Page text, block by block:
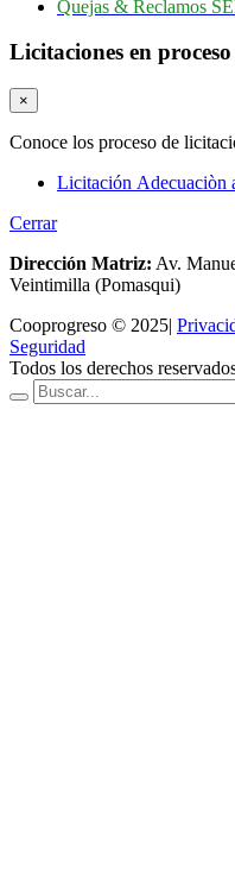
Quejas & Reclamos
Licitaciones en proceso
×
Conoce los proceso de
Licitación Adecuaciòn
Cerrar
Dirección Matriz: Av.
Veintimilla (Pomasqui)
Cooprogreso © 2025|
Seguridad
Todos los derechos